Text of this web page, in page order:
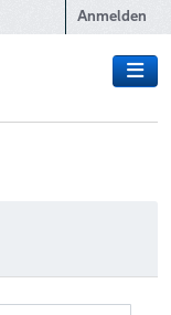
Anmelden